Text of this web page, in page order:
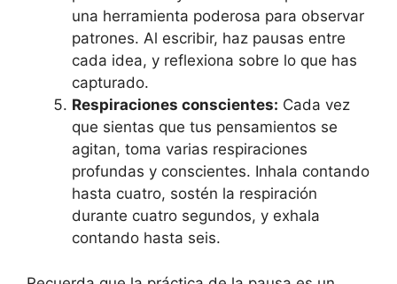
una herramienta poderosa para observar
patrones. Al escribir, haz pausas entre
cada idea, y reflexiona sobre lo que has
capturado.
Respiraciones conscientes: Cada vez
que sientas que tus pensamientos se
agitan, toma varias respiraciones
profundas y conscientes. Inhala contando
hasta cuatro, sostén la respiración
durante cuatro segundos, y exhala
contando hasta seis.